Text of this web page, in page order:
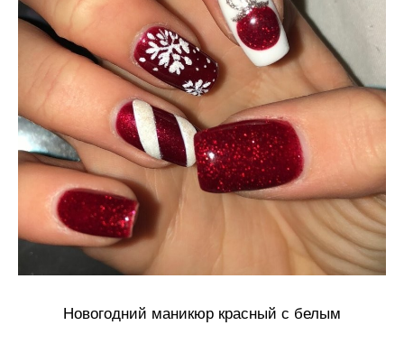
Новогодний маникюр красный с белым